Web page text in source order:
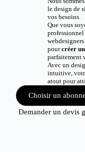
le design de
vos besoins.
Que vous
pourcréer
parfaitement
Avec un
intuitive,
atout pour
Choisir un
Demander un devis